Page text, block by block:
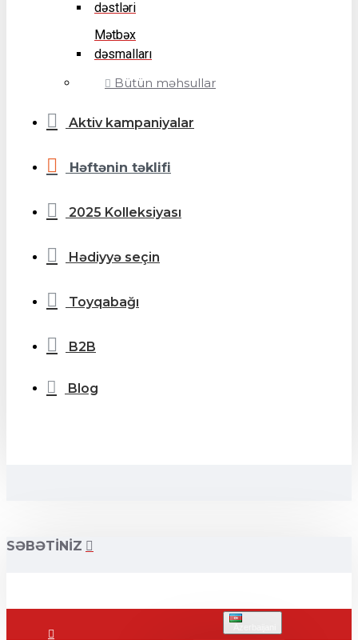
dəstləri
Mətbəx
dəsmalları
Bütün məhsullar
Aktiv kampaniyalar
Həftənin təklifi
2025 Kolleksiyası
Hədiyyə seçin
Toyqabağı
B2B
Blog
SƏBƏTINIZ